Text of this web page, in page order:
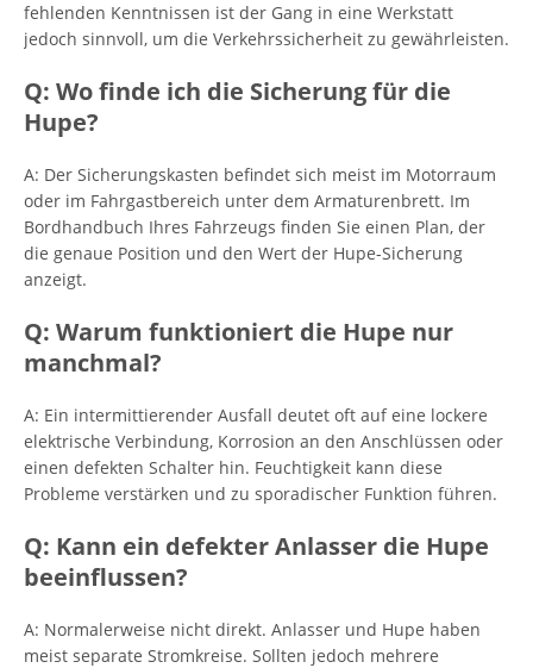
fehlenden Kenntnissen ist der Gang in eine Werkstatt
jedoch sinnvoll, um die Verkehrssicherheit zu gewährleisten.
Q: Wo finde ich die Sicherung für die
Hupe?
A: Der Sicherungskasten befindet sich meist im Motorraum
oder im Fahrgastbereich unter dem Armaturenbrett. Im
Bordhandbuch Ihres Fahrzeugs finden Sie einen Plan, der
die genaue Position und den Wert der Hupe-Sicherung
anzeigt.
Q: Warum funktioniert die Hupe nur
manchmal?
A: Ein intermittierender Ausfall deutet oft auf eine lockere
elektrische Verbindung, Korrosion an den Anschlüssen oder
einen defekten Schalter hin. Feuchtigkeit kann diese
Probleme verstärken und zu sporadischer Funktion führen.
Q: Kann ein defekter Anlasser die Hupe
beeinflussen?
A: Normalerweise nicht direkt. Anlasser und Hupe haben
meist separate Stromkreise. Sollten jedoch mehrere